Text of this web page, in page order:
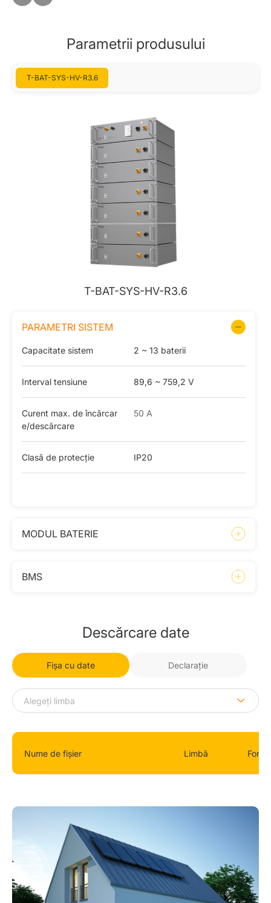
Parametrii produsului
T-BAT-SYS-HV-R3.6
T-BAT-SYS-HV-R3.6
PARAMETRI SISTEM
Capacitate sistem 2 ~ 13 baterii
Interval tensiune 89,6 ~ 759,2 V
Curent max. de încărcar
e/descărcare
50 A
Clasă de protecție IP20
MODUL BATERIE
BMS
Descărcare date
Fișa cu date Declaraţie
Nume de fișier Limbă